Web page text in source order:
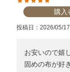
購入
投稿日 2026/05/17
お安いので嬉
固めの布が好